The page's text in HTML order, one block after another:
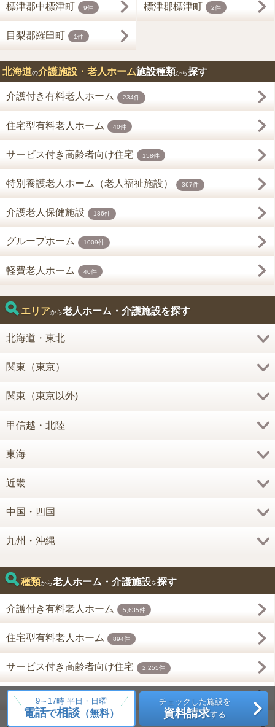
9～17時 平日・日曜
電話で相談（無料）
チェックした施設を
資料請求する
標津郡中標津町 9件 標津郡標津町 2件
目梨郡羅臼町 1件
北海道の介護施設・老人ホーム施設種類から探す
介護付き有料老人ホーム 234件
住宅型有料老人ホーム 40件
サービス付き高齢者向け住宅 158件
特別養護老人ホーム（老人福祉施設） 367件
介護老人保健施設 186件
グループホーム 1009件
軽費老人ホーム 40件
エリアから老人ホーム・介護施設を探す
北海道・東北
関東（東京）
関東（東京以外)
甲信越・北陸
東海
近畿
中国・四国
九州・沖縄
種類から老人ホーム・介護施設を探す
介護付き有料老人ホーム 5,635件
住宅型有料老人ホーム 894件
サービス付き高齢者向け住宅 2,255件
グループホーム 14,901件
高齢者向け賃貸住宅